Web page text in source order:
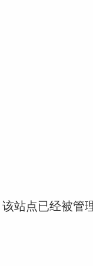
站点已经被管